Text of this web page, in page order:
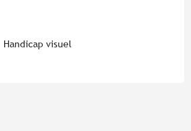
Handicap visuel